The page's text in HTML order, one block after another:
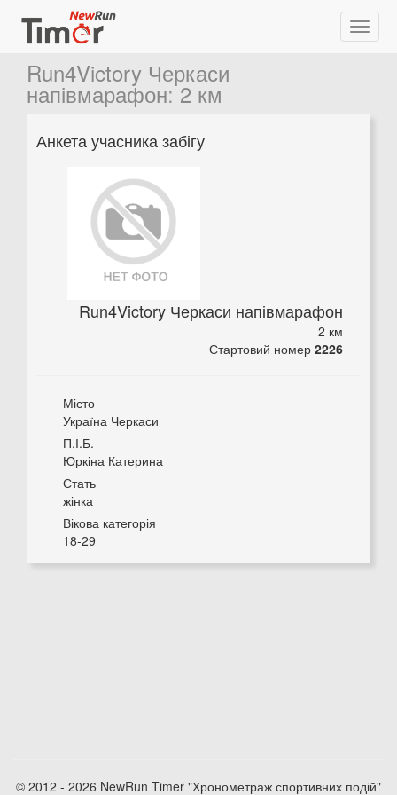
Run4Victory Черкаси
напівмарафон:2 км
Анкета учасника забігу
Run4Victory Черкаси напівмарафон
2 км
Стартовий номер 2226
Місто
Україна Черкаси
П.І.Б.
Юркіна Катерина
Стать
жінка
Вікова категорія
18-29
© 2012 - 2026 NewRun Timer "Хронометраж спортивних подій"